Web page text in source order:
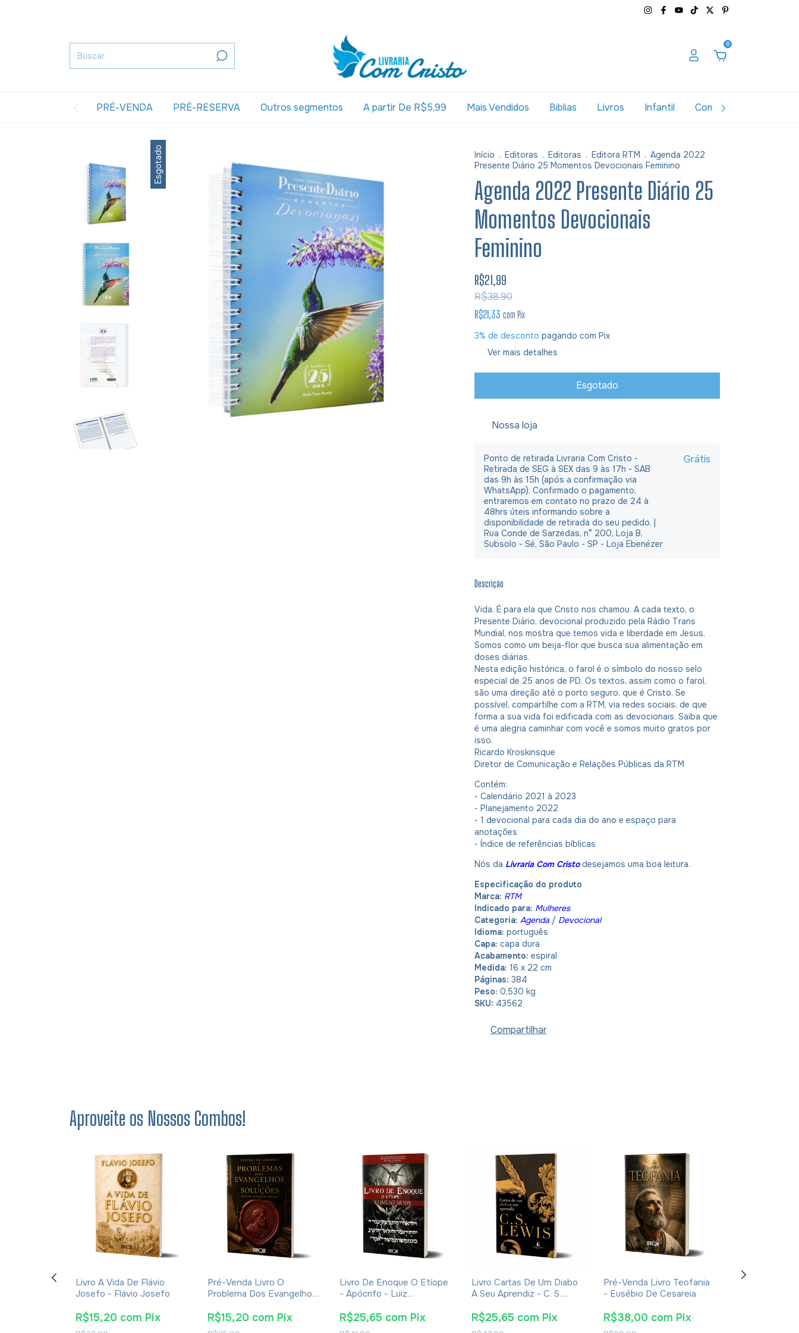
0
PRÉ-VENDA PRÉ-RESERVA Outros segmentos A partir De R$5,99 Mais Vendidos Biblias Livros Infantil Combos
Esgotado Início . Editoras . Editoras . Editora RTM . Agenda 2022
Presente Diário 25 Momentos Devocionais Feminino
Agenda 2022 Presente Diário 25
Momentos Devocionais
Feminino
R$21,99
R$38,90
R$21,33 com Pix
3% de desconto pagando com Pix
Ver mais detalhes
Nossa loja
Ponto de retirada Livraria Com Cristo -
Retirada de SEG à SEX das 9 às 17h - SAB
das 9h às 15h (após a confirmação via
WhatsApp). Confirmado o pagamento,
entraremos em contato no prazo de 24 à
48hrs úteis informando sobre a
disponibilidade de retirada do seu pedido. |
Rua Conde de Sarzedas, n° 200, Loja B,
Subsolo - Sé, São Paulo - SP - Loja Ebenézer
Grátis
Descrição
Vida. É para ela que Cristo nos chamou. A cada texto, o
Presente Diário, devocional produzido pela Rádio Trans
Mundial, nos mostra que temos vida e liberdade em Jesus.
Somos como um beija-flor que busca sua alimentação em
doses diárias.
Nesta edição histórica, o farol é o símbolo do nosso selo
especial de 25 anos de PD. Os textos, assim como o farol,
são uma direção até o porto seguro, que é Cristo. Se
possível, compartilhe com a RTM, via redes sociais, de que
forma a sua vida foi edificada com as devocionais. Saiba que
é uma alegria caminhar com você e somos muito gratos por
isso.
Ricardo Kroskinsque
Diretor de Comunicação e Relações Públicas da RTM
Contém:
- Calendário 2021 à 2023
- Planejamento 2022
- 1 devocional para cada dia do ano e espaço para
anotações
- Índice de referências bíblicas
Nós da Livraria Com Cristodesejamos uma boa leitura.
Especificação do produto
Marca: RTM
Indicado para: Mulheres
Categoria: Agenda / Devocional
Idioma: português
Capa: capa dura
Acabamento: espiral
Medida: 16 x 22 cm
Páginas: 384
Peso: 0,530 kg
SKU: 43562
Compartilhar
Aproveite os Nossos Combos!
Livro A Vida De Flávio
Josefo - Flávio Josefo
R$15,20 com Pix
Pré-Venda Livro O
Problema Dos Evangelhos
E Soluções- Eusébio De
Cesareia
R$15,20 com Pix
Livro De Enoque O Etíope
- Apócrifo - Luiz
R$25,65 com Pix
Livro Cartas De Um Diabo
A Seu Aprendiz - C. S.
R$25,65 com Pix
Pré-Venda Livro Teofania
- Eusébio De Cesareia
R$38,00 com Pix
Pré-Venda